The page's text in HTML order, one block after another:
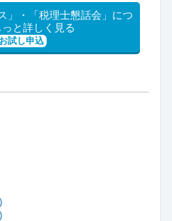
」・「税理士懇話会」につ
と詳しく見る
お試し申込